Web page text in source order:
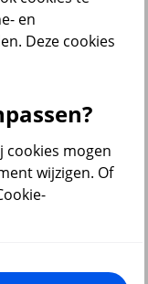
en
Deze cookies
cookies mogen
wijzigen. Of